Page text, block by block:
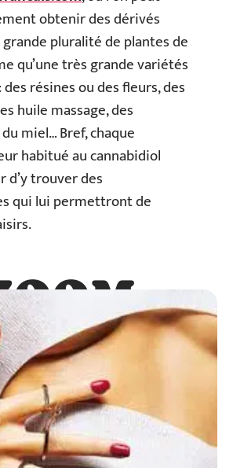
obtenir des dérivés
grande pluralité de plantes de
qu’une très grande variétés
résines ou des fleurs, des
huile massage, des
miel… Bref, chaque
habitué au cannabidiol
d’y trouver des
qui lui permettront de